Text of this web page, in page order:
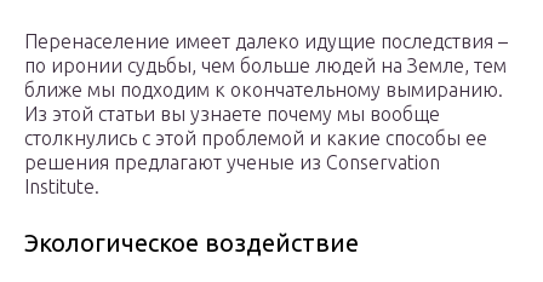
Перенаселение имеет далеко идущие последствия –
по иронии судьбы, чем больше людей на Земле, тем
ближе мы подходим к окончательному вымиранию.
Из этой статьи вы узнаете почему мы вообще
столкнулись с этой проблемой и какие способы ее
решения предлагают ученые из Conservation
Institute.
Экологическое воздействие